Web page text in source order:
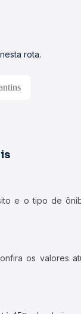
rota.
e o tipo de
os valores